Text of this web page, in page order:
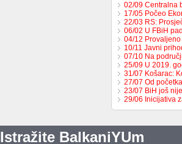
02/09 Centralna
17/05 Počeo
22/03 RS:
06/02 U FBiH
04/12
10/11 Javni
07/10 Na
25/09 U 2019.
31/07 Košarac:
27/07 Od
23/07 BiH još
29/06 Inicijativa
Istražite BalkaniYUm